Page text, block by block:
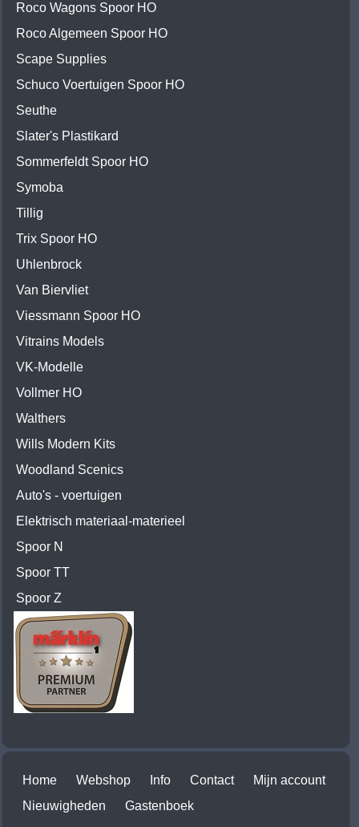
Roco Wagons Spoor HO
Roco Algemeen Spoor HO
Scape Supplies
Schuco Voertuigen Spoor HO
Seuthe
Slater's Plastikard
Sommerfeldt Spoor HO
Symoba
Tillig
Trix Spoor HO
Uhlenbrock
Van Biervliet
Viessmann Spoor HO
Vitrains Models
VK-Modelle
Vollmer HO
Walthers
Wills Modern Kits
Woodland Scenics
Auto's - voertuigen
Elektrisch materiaal-materieel
Spoor N
Spoor TT
Spoor Z
Home Webshop Info Contact
Mijn account
Nieuwigheden
Gastenboek